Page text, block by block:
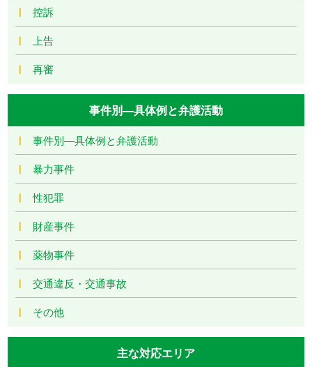
控訴
上告
再審
事件別―具体例と弁護活動
事件別―具体例と弁護活動
暴力事件
性犯罪
財産事件
薬物事件
交通違反・交通事故
その他
主な対応エリア